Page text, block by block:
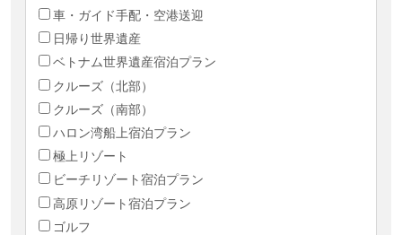
車・ガイド手配・空港送迎
日帰り世界遺産
ベトナム世界遺産宿泊プラン
クルーズ（北部）
クルーズ（南部）
ハロン湾船上宿泊プラン
極上リゾート
ビーチリゾート宿泊プラン
高原リゾート宿泊プラン
ゴルフ